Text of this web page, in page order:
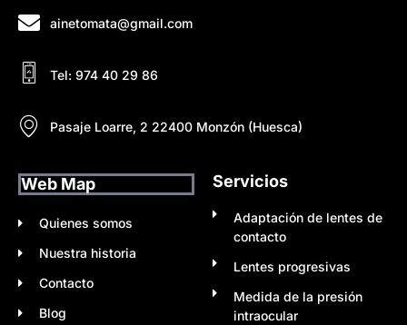
ainetomata@gmail.com
Tel: 974 40 29 86
Pasaje Loarre, 2 22400 Monzón (Huesca)
Web Map
Quienes somos
Nuestra historia
Contacto
Blog
Servicios
Adaptación de lentes de
contacto
Lentes progresivas
Medida de la presión
intraocular